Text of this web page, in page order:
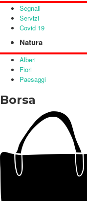
Segnali
Servizi
Covid 19
Natura
Alberi
Fiori
Paesaggi
Borsa